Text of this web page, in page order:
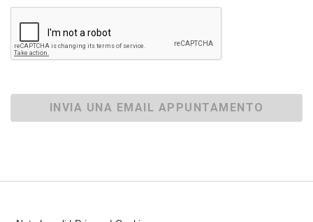
INVIA UNA EMAIL APPUNTAMENTO